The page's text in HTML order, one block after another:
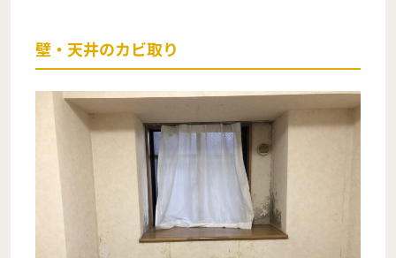
壁・天井のカビ取り